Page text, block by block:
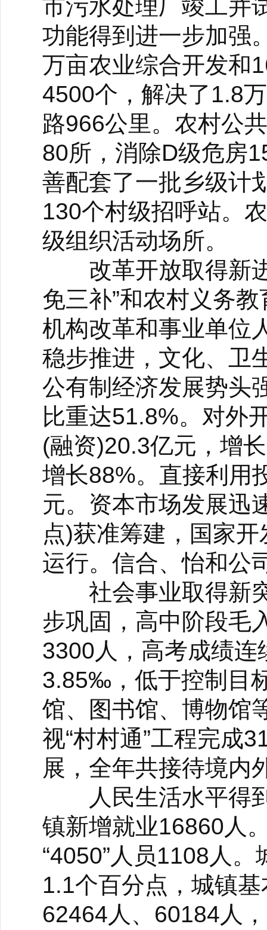
市污水处理厂竣工并
功能得到进一步加强
万亩农业综合开发和
4500个，解决了1.8
路966公里。农村公
80所，消除D级危房
善配套了一批乡级计
130个村级招呼站。
级组织活动场所。
改革开放取得新进
免三补”和农村义务
机构改革和事业单位
稳步推进，文化、卫
公有制经济发展势头
比重达51.8%。对外
(融资)20.3亿元，增
增长88%。直接利用
元。资本市场发展迅
点)获准筹建，国家
运行。信合、怡和公
社会事业取得新突
步巩固，高中阶段毛
3300人，高考成绩
3.85‰，低于控制目
馆、图书馆、博物馆
视“村村通”工程完成
展，全年共接待境内
人民生活水平得到
镇新增就业16860人
“4050”人员1108人
1.1个百分点，城镇
62464人、60184人